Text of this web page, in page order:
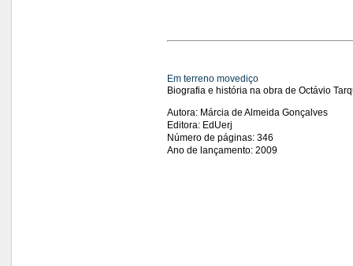
Em terreno movediço
Biografia e história na obra de Octávio
Autora: Márcia de Almeida Gonçalves
Editora: EdUerj
Número de páginas: 346
Ano de lançamento: 2009